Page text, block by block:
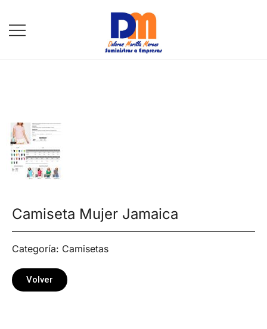
Camiseta Mujer Jamaica
Categoría: Camisetas
Volver